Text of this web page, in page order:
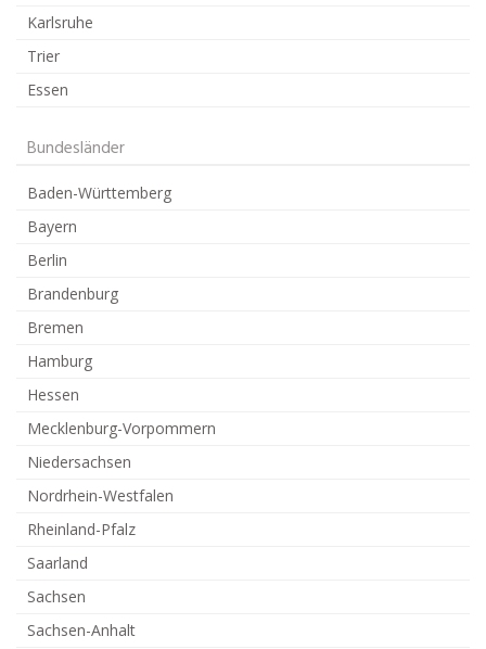
Karlsruhe
Trier
Essen
Bundesländer
Baden-Württemberg
Bayern
Berlin
Brandenburg
Bremen
Hamburg
Hessen
Mecklenburg-Vorpommern
Niedersachsen
Nordrhein-Westfalen
Rheinland-Pfalz
Saarland
Sachsen
Sachsen-Anhalt